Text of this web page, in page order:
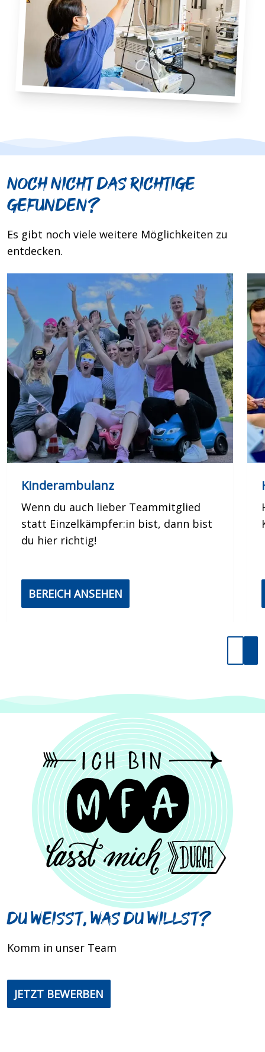
Noch nicht das Richtige
gefunden?
Es gibt noch viele weitere Möglichkeiten zu
entdecken.
Kinderambulanz
Wenn du auch lieber Teammitglied
statt Einzelkämpfer:in bist, dann bist
du hier richtig!
BEREICH ANSEHEN
Du weisst, was du willst?
Komm in unser Team
JETZT BEWERBEN